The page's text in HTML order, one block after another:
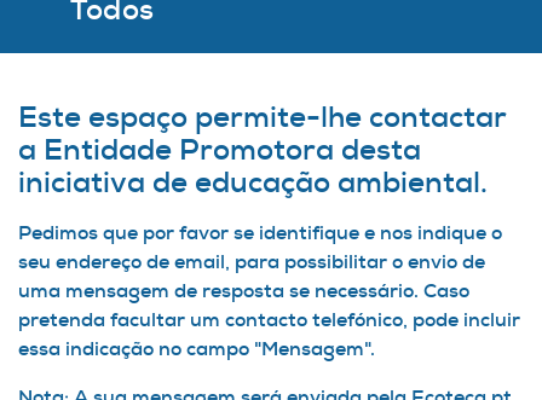
Todos
Este espaço permite-lhe contactar
a Entidade Promotora desta
iniciativa de educação ambiental.
Pedimos que por favor se identifique e nos indique o
seu endereço de email, para possibilitar o envio de
uma mensagem de resposta se necessário. Caso
pretenda facultar um contacto telefónico, pode incluir
essa indicação no campo "Mensagem".